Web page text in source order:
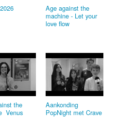
Age against the
machine ‑ Let your
love flow
the
Venus
Aankonding
PopNight met Crave